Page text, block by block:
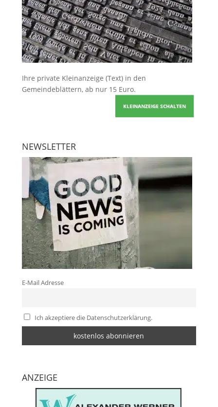
Ihre private Kleinanzeige (Text) in den
Gemeindeblättern, ab nur 15 Euro.
KLEINANZEIGE SCHALTEN
NEWSLETTER
E-Mail Adresse
Ich akzeptiere die Datenschutzerklärung.
ANZEIGE